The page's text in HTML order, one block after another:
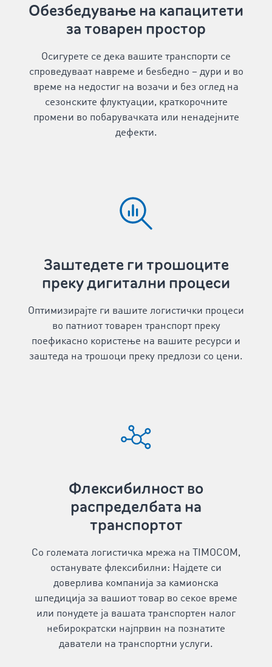
Обезбедување на капацитети
за товарен простор
Осигурете се дека вашите транспорти се
спроведуваат навреме и беѕбедно – дури и во
време на недостиг на возачи и без оглед на
сезонските флуктуации, краткорочните
промени во побарувачката или ненадејните
дефекти.
Заштедете ги трошоците
преку дигитални процеси
Оптимизирајте ги вашите логистички процеси
во патниот товарен транспорт преку
поефикасно користење на вашите ресурси и
заштеда на трошоци преку предлози со цени.
Флексибилност во
распределбата на
транспортот
Со големата логистичка мрежа на TIMOCOM,
останувате флексибилни: Најдете си
доверлива компанија за камионска
шпедиција за вашиот товар во секое време
или понудете ја вашата транспортен налог
небирократски најпрвин на познатите
даватели на транспортни услуги.